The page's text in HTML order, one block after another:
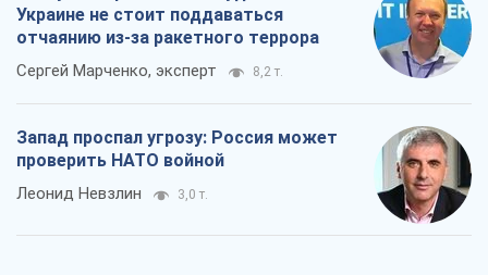
Украине не стоит поддаваться
отчаянию из-за ракетного террора
Сергей Марченко, эксперт 8,2 т.
Запад проспал угрозу: Россия может
проверить НАТО войной
Леонид Невзлин 3,0 т.